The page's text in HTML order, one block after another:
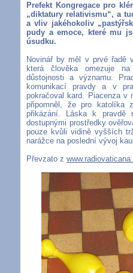
Prefekt Kongregace pro
„diktatury relativismu“, a
a vliv jakéhokoliv
pudy a emoce, které mu
úsudku.
Novinář by měl v prvé řadě
která člověka omezuje
důstojnosti a významu.
komunikací pravdy a v
pokračoval kard. Piacenza v
připomněl, že pro katolíka
přikázání. Láska k pravdě
dostupnými prostředky
pouze kvůli vidině vyšších
narážce na poslední vývoj
Převzato z